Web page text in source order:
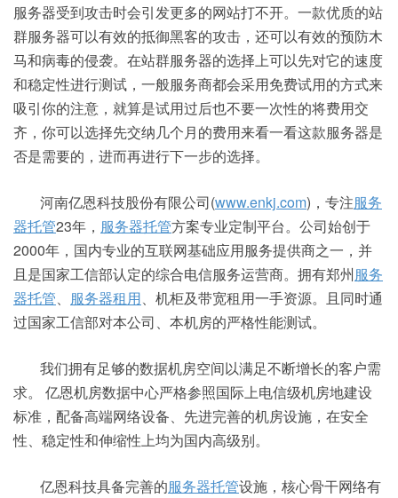
服务器受到攻击时会引发更多的网站打不开。一款优质的站
群服务器可以有效的抵御黑客的攻击，还可以有效的预防木
马和病毒的侵袭。在站群服务器的选择上可以先对它的速度
和稳定性进行测试，一般服务商都会采用免费试用的方式来
吸引你的注意，就算是试用过后也不要一次性的将费用交
齐，你可以选择先交纳几个月的费用来看一看这款服务器是
否是需要的，进而再进行下一步的选择。
河南亿恩科技股份有限公司(www.enkj.com)，专注服务
器托管23年， 服务器托管方案专业定制平台。公司始创于
2000年，国内专业的互联网基础应用服务提供商之一，并
且是国家工信部认定的综合电信服务运营商。拥有郑州服务
器托管、 服务器租用、机柜及带宽租用一手资源。且同时通
过国家工信部对本公司、本机房的严格性能测试。
我们拥有足够的数据机房空间以满足不断增长的客户需
求。 亿恩机房数据中心严格参照国际上电信级机房地建设
标准，配备高端网络设备、先进完善的机房设施，在安全
性、稳定性和伸缩性上均为国内高级别。
亿恩科技具备完善的服务器托管设施，核心骨干网络有